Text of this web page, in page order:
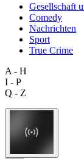
Gesellschaft
Comedy
Nachrichten
Sport
True Crime
A - H
I - P
Q - Z